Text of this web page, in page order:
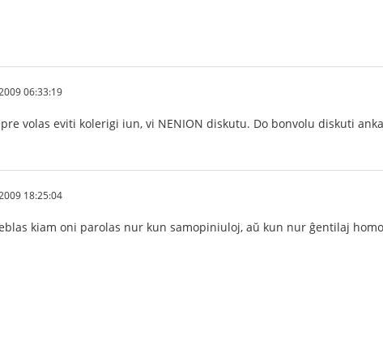
06:33:19
volas eviti kolerigi iun, vi NENION diskutu. Do bonvolu diskuti
18:25:04
kiam oni parolas nur kun samopiniuloj, aŭ kun nur ĝentilaj